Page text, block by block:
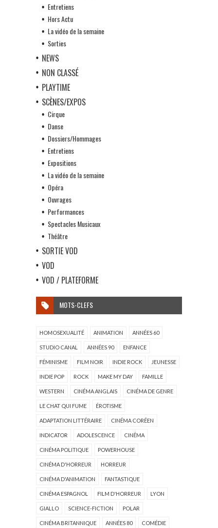
Entretiens
Hors Actu
La vidéo de la semaine
Sorties
NEWS
NON CLASSÉ
PLAYTIME
SCÈNES/EXPOS
Cirque
Danse
Dossiers/Hommages
Entretiens
Expositions
La vidéo de la semaine
Opéra
Ouvrages
Performances
Spectacles Musicaux
Théâtre
SORTIE VOD
VOD
VOD / PLATEFORME
MOTS-CLEFS
HOMOSEXUALITÉ ANIMATION ANNÉES 60
STUDIO CANAL ANNÉES 90 ENFANCE
FÉMINISME FILM NOIR INDIE ROCK JEUNESSE
INDIE POP ROCK MAKE MY DAY FAMILLE
WESTERN CINÉMA ANGLAIS CINÉMA DE GENRE
LE CHAT QUI FUME ÉROTISME
ADAPTATION LITTÉRAIRE CINÉMA CORÉEN
INDICATOR ADOLESCENCE CINÉMA
CINÉMA POLITIQUE POWERHOUSE
CINÉMA D'HORREUR HORREUR
CINÉMA D'ANIMATION FANTASTIQUE
CINÉMA ESPAGNOL FILM D'HORREUR LYON
GIALLO SCIENCE-FICTION POLAR
CINÉMA BRITANNIQUE ANNÉES 80 COMÉDIE